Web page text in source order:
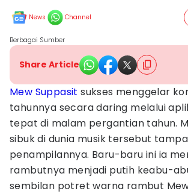
News Channel
Berbagai Sumber
Share Article
Mew Suppasit sukses menggelar
tahunnya secara daring melalui
tepat di malam pergantian tahun.
sibuk di dunia musik tersebut
penampilannya. Baru-baru ini ia
rambutnya menjadi putih keabu-
sembilan potret warna rambut